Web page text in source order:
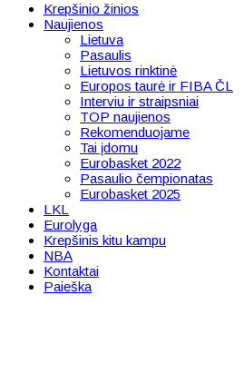
Krepšinio žinios
Naujienos
Lietuva
Pasaulis
Lietuvos rinktinė
Europos taurė ir FIBA ČL
Interviu ir straipsniai
TOP naujienos
Rekomenduojame
Tai įdomu
Eurobasket 2022
Pasaulio čempionatas
Eurobasket 2025
LKL
Eurolyga
Krepšinis kitu kampu
NBA
Kontaktai
Paieška